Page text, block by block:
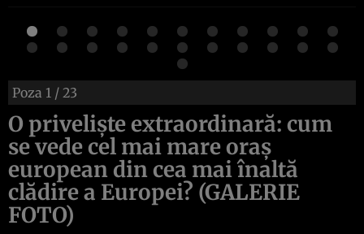
Poza 1 / 23
O privelişte extraordinară: cum
se vede cel mai mare oraş
european din cea mai înaltă
clădire a Europei? (GALERIE
FOTO)